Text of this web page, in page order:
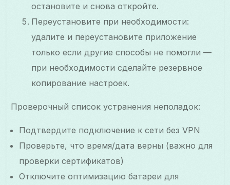
остановите и снова откройте.
Переустановите при необходимости:
удалите и переустановите приложение
только если другие способы не помогли —
при необходимости сделайте резервное
копирование настроек.
Проверочный список устранения неполадок:
Подтвердите подключение к сети без VPN
Проверьте, что время/дата верны (важно для
проверки сертификатов)
Отключите оптимизацию батареи для